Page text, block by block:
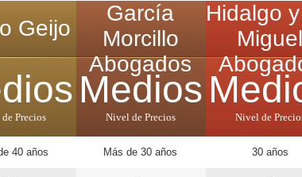
Geijo
Precios
40 años
García
Morcillo
Abogados
Medios
Nivel de Precios
Más de 30 años
Hidalgo
Miguel
Nivel de
30 años